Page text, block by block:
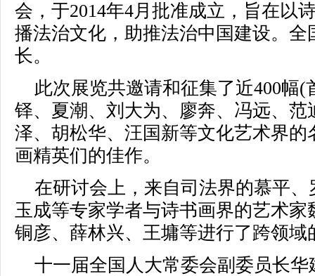
会，于2014年4月批准成立，旨在以
播法治文化，助推法治中国建设。
长。
此次展览共邀请和征集了近400幅
铎、夏潮、刘大为、廖奔、冯远、
泽、胡松华、汪国新等文化艺术界
画精英们的佳作。
在研讨会上，来自司法界的慕平
玉成等专家学者与诗书画界的艺术
铜彦、薛林兴、王墉等进行了跨领域
十一届全国人大常委会副委员长